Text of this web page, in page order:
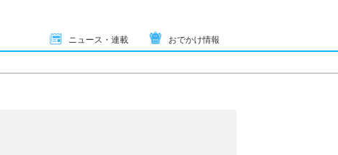
ニュース・連載 おでかけ情報